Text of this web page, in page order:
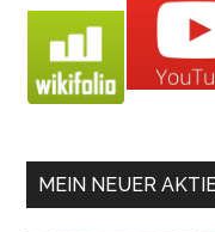
MEIN NEUER